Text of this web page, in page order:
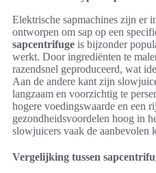
Elektrische sapmachines zijn er
ontworpen om sap op een
sapcentrifuge is bijzonder
werkt. Door ingrediënten te
razendsnel geproduceerd, wat
Aan de andere kant zijn
langzaam en voorzichtig te
hogere voedingswaarde en een
gezondheidsvoordelen hoog in
slowjuicers vaak de aanbevolen
Vergelijking tussen